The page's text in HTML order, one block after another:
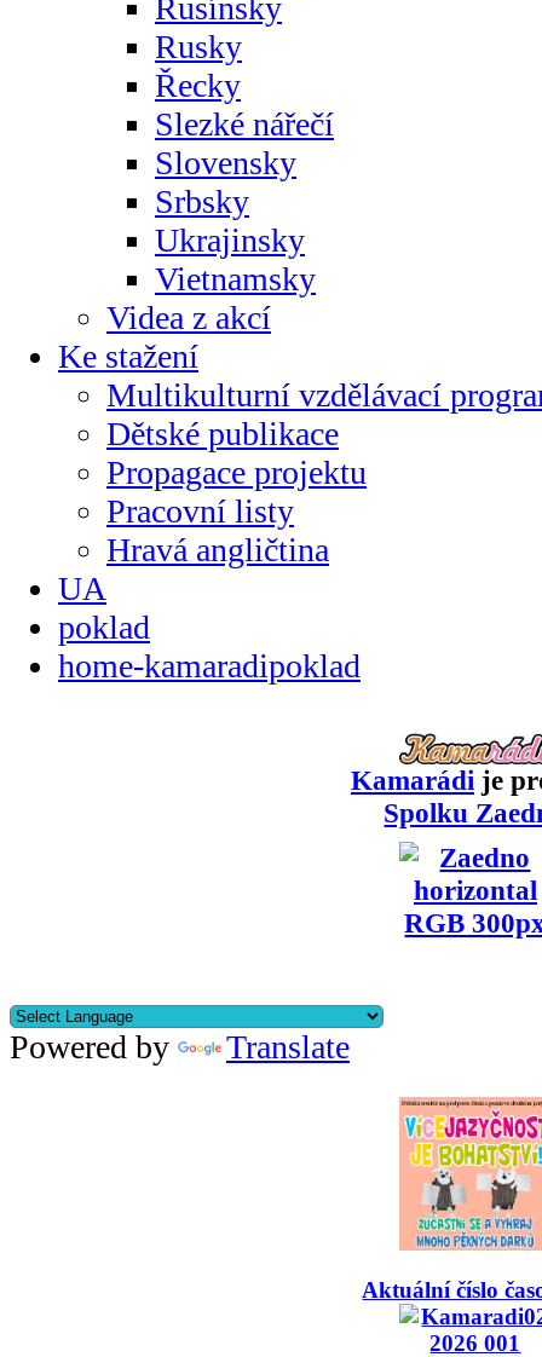
Rusínsky
Rusky
Řecky
Slezké nářečí
Slovensky
Srbsky
Ukrajinsky
Vietnamsky
Videa z akcí
Ke stažení
Multikulturní vzdělávací
Dětské publikace
Propagace projektu
Pracovní listy
Hravá angličtina
UA
poklad
home-kamaradipoklad
Kamarádi je
Spolku
Powered by Translate
Aktuální číslo